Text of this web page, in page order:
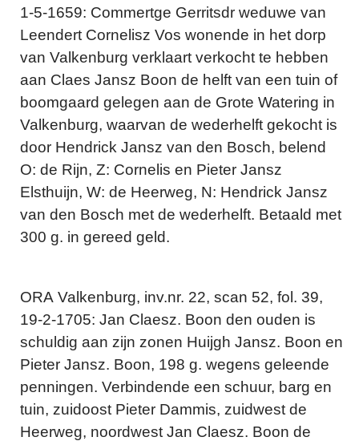
1-5-1659: Commertge Gerritsdr weduwe van
Leendert Cornelisz Vos wonende in het dorp
van Valkenburg verklaart verkocht te hebben
aan Claes Jansz Boon de helft van een tuin of
boomgaard gelegen aan de Grote Watering in
Valkenburg, waarvan de wederhelft gekocht is
door Hendrick Jansz van den Bosch, belend
O: de Rijn, Z: Cornelis en Pieter Jansz
Elsthuijn, W: de Heerweg, N: Hendrick Jansz
van den Bosch met de wederhelft. Betaald met
300 g. in gereed geld.
ORA Valkenburg, inv.nr. 22, scan 52, fol. 39,
19-2-1705: Jan Claesz. Boon den ouden is
schuldig aan zijn zonen Huijgh Jansz. Boon en
Pieter Jansz. Boon, 198 g. wegens geleende
penningen. Verbindende een schuur, barg en
tuin, zuidoost Pieter Dammis, zuidwest de
Heerweg, noordwest Jan Claesz. Boon de